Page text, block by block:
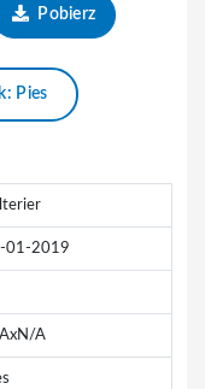
Pobierz
Pies
01-2019
A